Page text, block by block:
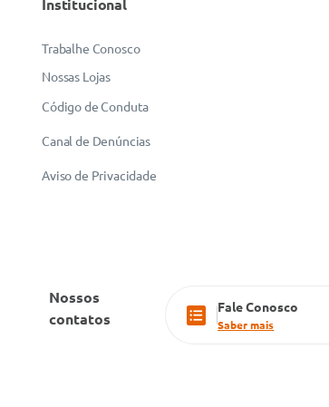
Institucional
Trabalhe Conosco
Nossas Lojas
Código de Conduta
Canal de Denúncias
Aviso de Privacidade
Nossos
contatos
Fale Conosco
Saber mais